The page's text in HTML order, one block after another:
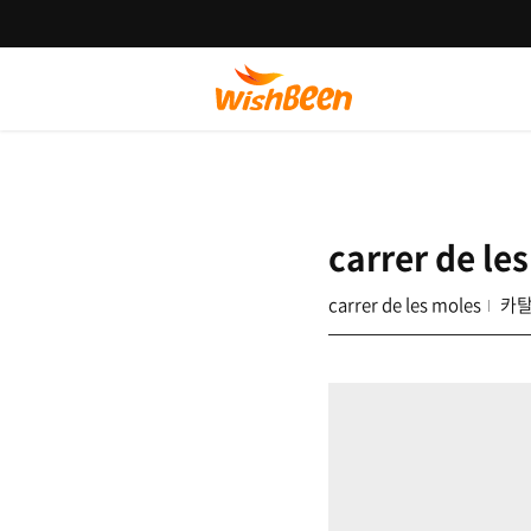
carrer de
carrer de les moles 카